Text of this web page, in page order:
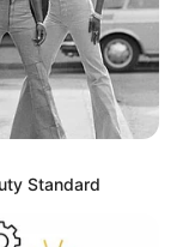
πεζών στη
σου
πεζούς
μια διάβαση
Standard